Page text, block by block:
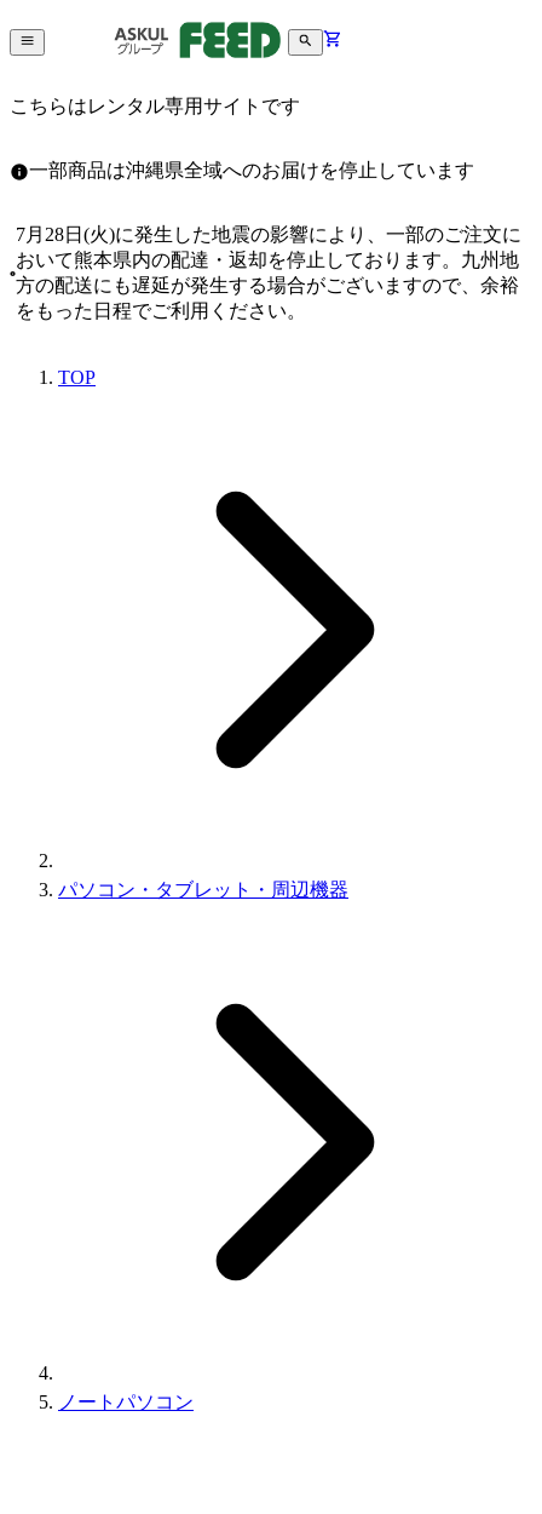
こちらはレンタル専用サイトです
一部商品は沖縄県全域へのお届けを停止しています
7月28日(火)に発生した地震の影響により、一部のご注文に
おいて熊本県内の配達・返却を停止しております。九州地
方の配送にも遅延が発生する場合がございますので、余裕
をもった日程でご利用ください。
TOP
パソコン・タブレット・周辺機器
ノートパソコン